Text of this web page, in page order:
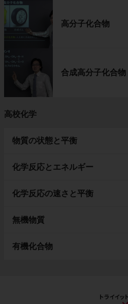
高分子化合物
合成高分子化合物
高校化学
物質の状態と平衡
化学反応とエネルギー
化学反応の速さと平衡
無機物質
有機化合物